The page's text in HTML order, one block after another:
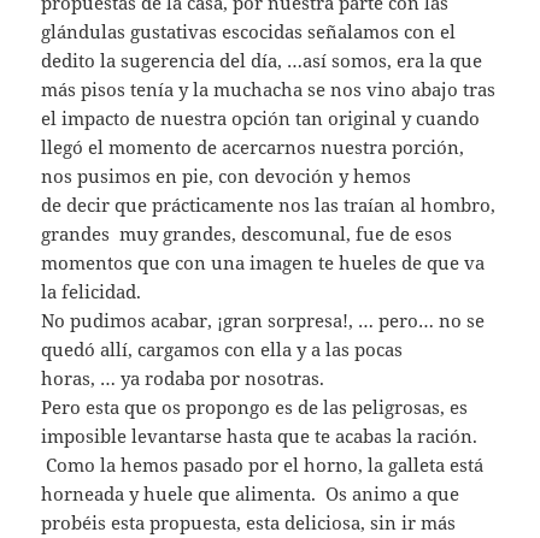
glándulas gustativas escocidas señalamos con el
dedito la sugerencia del día, …así somos, era la que
más pisos tenía y la muchacha se nos vino abajo tras
el impacto de nuestra opción tan original y cuando
llegó el momento de acercarnos nuestra porción,
nos pusimos en pie, con devoción y hemos
de decir que prácticamente nos las traían al hombro,
grandes muy grandes, descomunal, fue de esos
momentos que con una imagen te hueles de que va
la felicidad.
No pudimos acabar, ¡gran sorpresa!, … pero… no se
quedó allí, cargamos con ella y a las pocas
horas, … ya rodaba por nosotras.
Pero esta que os propongo es de las peligrosas, es
imposible levantarse hasta que te acabas la ración.
Como la hemos pasado por el horno, la galleta está
horneada y huele que alimenta. Os animo a que
probéis esta propuesta, esta deliciosa, sin ir más